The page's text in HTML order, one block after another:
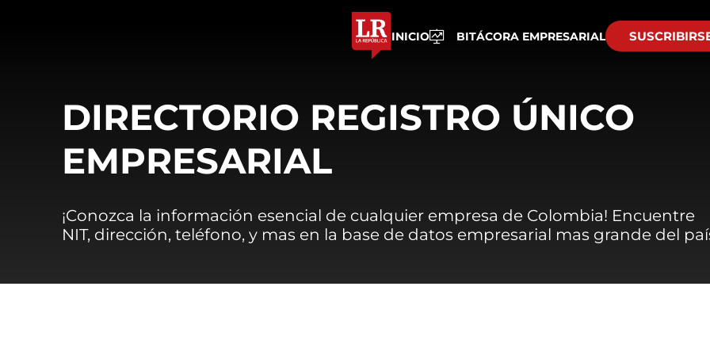
INICIO BITÁCORA EMPRESARIAL
DIRECTORIO REGISTRO ÚNICO
EMPRESARIAL
¡Conozca la información esencial de cualquier empresa de Colombia! Encuentre
NIT, dirección, teléfono, y mas en la base de datos empresarial mas grande del